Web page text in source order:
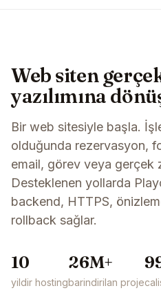
Web siten
yazılımına
Bir web sitesiyle başla.
olduğunda rezervasyon,
email, görev veya gerçek
Desteklenen yollarda
backend, HTTPS,
rollback sağlar.
10
yildir hosting
26M+
barindirilan proje